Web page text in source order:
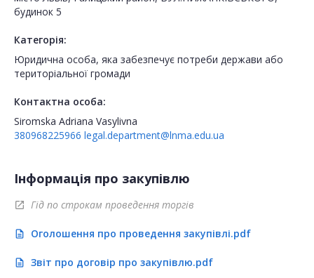
будинок 5
Категорія:
Юридична особа, яка забезпечує потреби держави або
територіальної громади
Контактна особа:
Siromska Adriana Vasylivna
380968225966 legal.department@lnma.edu.ua
Інформація про закупівлю
open_in_new Гід по строкам проведення торгів
description Оголошення про проведення закупівлі.pdf
description Звіт про договір про закупівлю.pdf